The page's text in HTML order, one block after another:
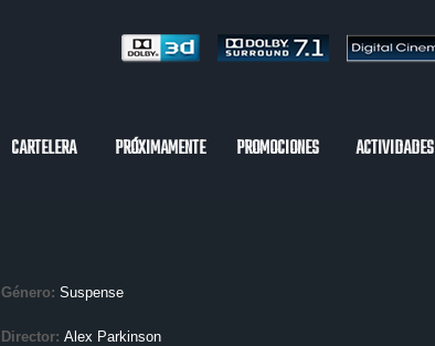
CARTELERA PRÓXIMAMENTE PROMOCIONES ACTIVIDADES
Género: Suspense
Director: Alex Parkinson